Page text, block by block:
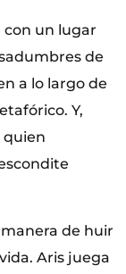
con un lugar
de
a lo largo de
Y,
quien
de huir
Aris juega